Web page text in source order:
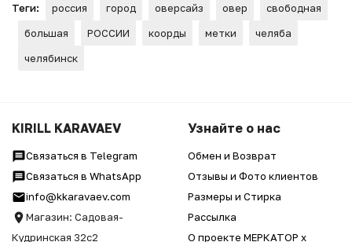
Теги: россия город оверсайз овер
свободная
большая
РОССИИ коорды метки
челяба
челябинск
KIRILL KARAVAEV
Связаться в Telegram
Связаться в WhatsApp
info@kkaravaev.com
Магазин: Садовая-
Кудринская 32с2
Узнайте о нас
Обмен и Возврат
Отзывы и Фото клиентов
Размеры и Стирка
Рассылка
О проекте МЕРКАТОР x